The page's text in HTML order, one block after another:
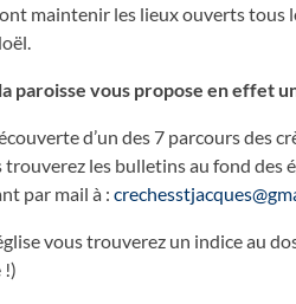
maintenir les lieux ouverts tous
paroisse vous propose en effet
d’un des 7 parcours des
trouverez les bulletins au fond des
par mail à :
vous trouverez un indice au
!)